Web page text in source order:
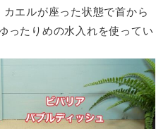
エルが座った状態で首から
ったりめの水入れを使ってい